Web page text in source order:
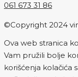
061 673 31 86
©Copyright 2024
Ova web stranica
Vam pružili bolje
korišćenja kolačića